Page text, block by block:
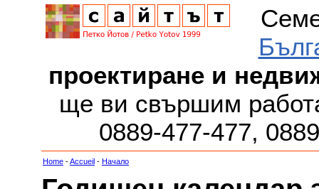
проектиране и
ще ви свършим
0889-477-477,
Home -Accueil - Начало